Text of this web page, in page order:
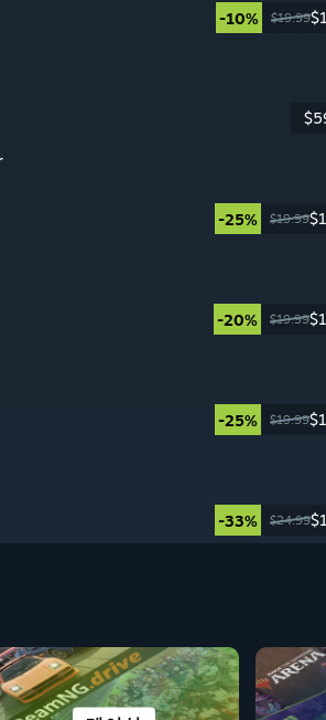
-10% $19.99
-25% $19.99
-20% $19.99
-25% $19.99
-33% $24.99